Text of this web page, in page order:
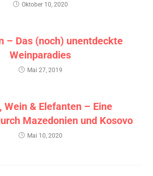
Oktober 10, 2020
– Das (noch) unentdeckte
Weinparadies
Mai 27, 2019
Wein & Elefanten – Eine
Mazedonien und Kosovo
Mai 10, 2020